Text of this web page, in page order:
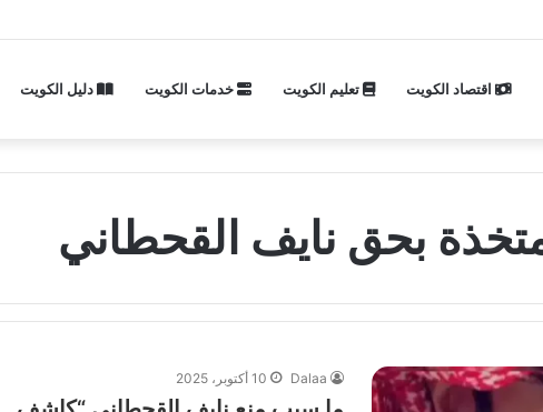
اقتصاد الكويت تعليم الكويت خدمات الكويت دليل الكويت
بحق نايف القحطاني
Dalaa 10 أكتوبر، 2025